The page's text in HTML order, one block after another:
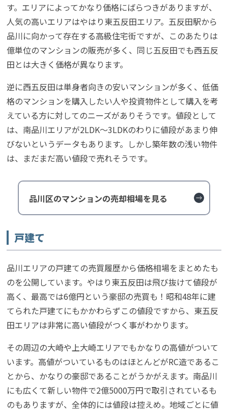
す。エリアによってかなり価格にばらつきがありますが、
人気の高いエリアはやはり東五反田エリア。五反田駅から
品川に向かって存在する高級住宅街ですが、このあたりは
億単位のマンションの販売が多く、同じ五反田でも西五反
田とは大きく価格が異なります。
逆に西五反田は単身者向きの安いマンションが多く、低価
格のマンションを購入したい人や投資物件として購入を考
えている方に対してのニーズがありそうです。値段として
は、南品川エリアが2LDK〜3LDKのわりに値段があまり伸
びないというデータもあります。しかし築年数の浅い物件
は、まだまだ高い値段で売れそうです。
品川区のマンションの売却相場を見る
戸建て
品川エリアの戸建ての売買履歴から価格相場をまとめたも
のを公開しています。やはり東五反田は飛び抜けて値段が
高く、最高では6億円という豪邸の売買も！昭和48年に建
てられた戸建てにもかかわらずこの値段ですから、東五反
田エリアは非常に高い値段がつく事がわかります。
その周辺の大崎や上大崎エリアでもかなりの高値がついて
います。高値がついているものはほとんどがRC造であるこ
とから、かなりの豪邸であることがうかがえます。南品川
にも広くて新しい物件で2億5000万円で取引されているも
のもありますが、全体的には値段は控えめ。地域ごとに値